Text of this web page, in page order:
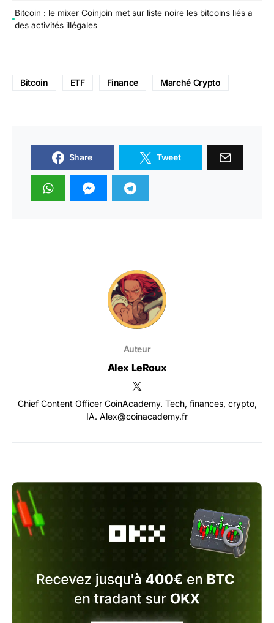
Bitcoin : le mixer Coinjoin met sur liste noire les bitcoins liés a
des activités illégales
Bitcoin ETF Finance Marché Crypto
Share Tweet
Auteur
Alex LeRoux
Chief Content Officer CoinAcademy. Tech, finances, crypto,
IA. Alex@coinacademy.fr